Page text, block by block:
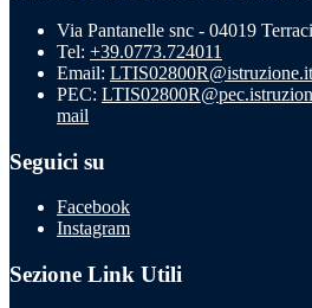
Via Pantanelle snc - 04019
Tel: +39.0773.724011
Email: LTIS02800R@istruzione.it
PEC:
mail
Seguici su
Facebook
Instagram
Sezione Link Utili